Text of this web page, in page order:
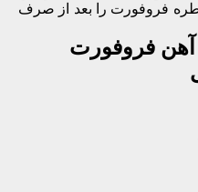
فروفورت را بعد از صرف
فروفورت